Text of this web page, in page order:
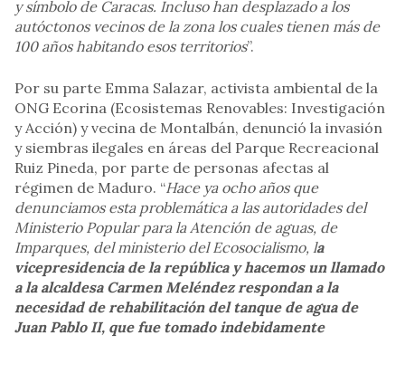
y símbolo de Caracas. Incluso han desplazado a los
autóctonos vecinos de la zona los cuales tienen más de
100 años habitando esos territorios”.
Por su parte Emma Salazar, activista ambiental de la
ONG Ecorina (Ecosistemas Renovables: Investigación
y Acción) y vecina de Montalbán, denunció la invasión
y siembras ilegales en áreas del Parque Recreacional
Ruiz Pineda, por parte de personas afectas al
régimen de Maduro. “Hace ya ocho años que
denunciamos esta problemática a las autoridades del
Ministerio Popular para la Atención de aguas, de
Imparques, del ministerio del Ecosocialismo, la
vicepresidencia de la república y hacemos un llamado
a la alcaldesa Carmen Meléndez respondan a la
necesidad de rehabilitación del tanque de agua de
Juan Pablo II, que fue tomado indebidamente